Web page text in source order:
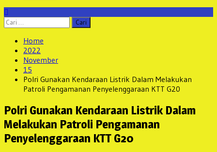
Cari
untuk:
Home
2022
November
15
Polri Gunakan Kendaraan Listrik Dalam Melakukan
Patroli Pengamanan Penyelenggaraan KTT G20
Polri Gunakan Kendaraan Listrik Dalam
Melakukan Patroli Pengamanan
Penyelenggaraan KTT G20